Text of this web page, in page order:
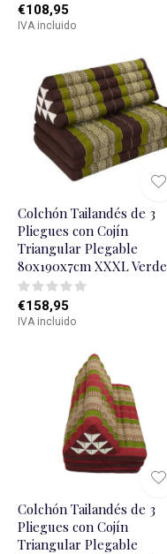
€108,95
IVA incluido
Colchón Tailandés de 3
Pliegues con Cojín
Triangular Plegable
80x190x7cm XXXL Verde
€158,95
IVA incluido
Colchón Tailandés de 3
Pliegues con Cojín
Triangular Plegable